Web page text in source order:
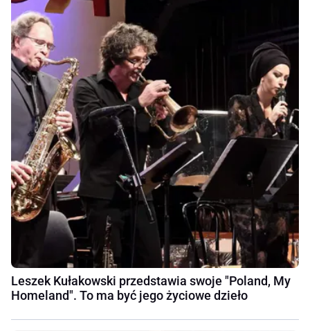
Leszek Kułakowski przedstawia swoje "Poland, My
Homeland". To ma być jego życiowe dzieło